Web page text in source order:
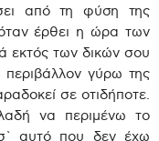
από τη φύση της
έρθει η ώρα των
εκτός των δικών σου
γύρω της
σε οτιδήποτε.
να περιμένω το
αυτό που δεν έχω